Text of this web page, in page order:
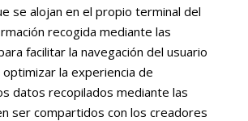
se alojan en el propio terminal del
recogida mediante las
facilitar la navegación del usuario
la experiencia de
datos recopilados mediante las
ser compartidos con los creadores